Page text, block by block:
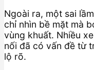
Ngoài ra, một sai
chỉ nhìn bề mặt mà
vùng khuất. Nhiều
nối đã có vấn đề từ
lộ rõ.